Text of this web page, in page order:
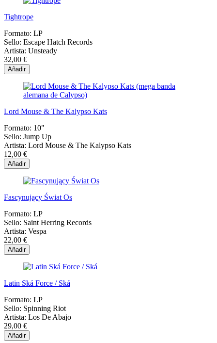
Tightrope
Formato: LP
Sello: Escape Hatch Records
Artista: Unsteady
32,00 €
Añadir
Lord Mouse & The Kalypso Kats
Formato: 10"
Sello: Jump Up
Artista: Lord Mouse & The Kalypso Kats
12,00 €
Añadir
Fascynujący Świat Os
Formato: LP
Sello: Saint Herring Records
Artista: Vespa
22,00 €
Añadir
Latin Ská Force / Ská
Formato: LP
Sello: Spinning Riot
Artista: Los De Abajo
29,00 €
Añadir